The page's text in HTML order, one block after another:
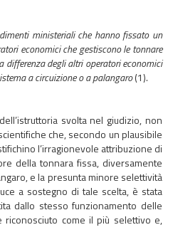
ministeriali che hanno fissato un
economici che gestiscono le tonnare
differenza degli altri operatori economici
a circuizione o a palangaro(1).
svolta nel giudizio, non
che, secondo un plausibile
l’irragionevole attribuzione di
della tonnara fissa, diversamente
e la presunta minore selettività
a sostegno di tale scelta, è stata
dallo stesso funzionamento delle
come il più selettivo e,